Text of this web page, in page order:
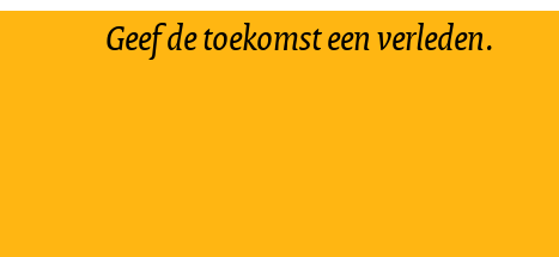
Geef de toekomst een verleden.